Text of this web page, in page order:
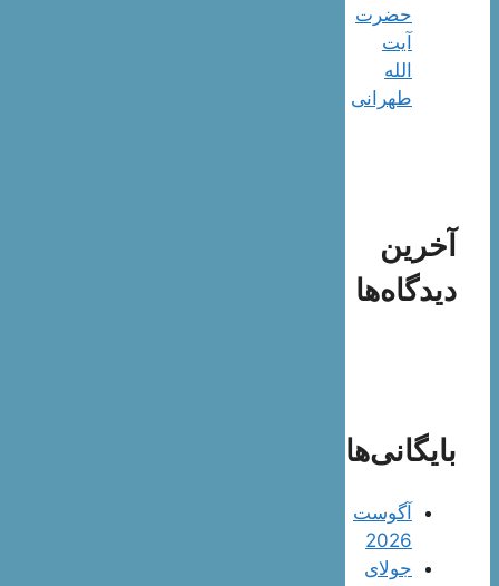
حضرت
آیت
الله
طهرانی
آخرین
دیدگاه‌ها
بایگانی‌ها
آگوست
2026
جولای